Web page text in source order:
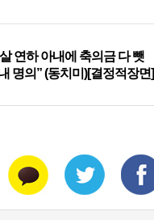
연하 아내에 축의금 다 뺏
명의” (동치미)[결정적장면]